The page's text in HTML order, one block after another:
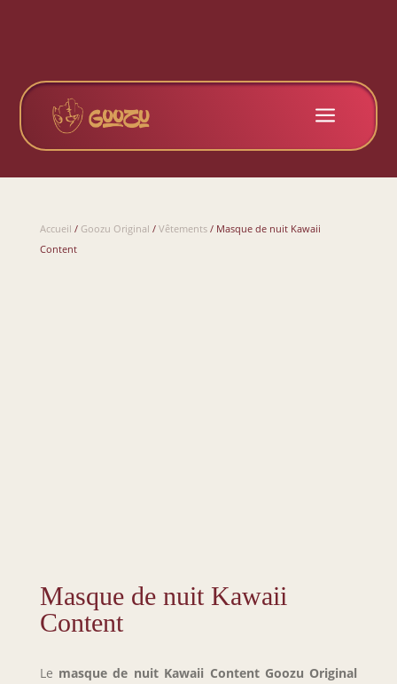
a
Accueil / Goozu Original / Vêtements/ Masque de nuit Kawaii
Content
Masque de nuit Kawaii
Content
Le masque de nuit Kawaii Content Goozu Original